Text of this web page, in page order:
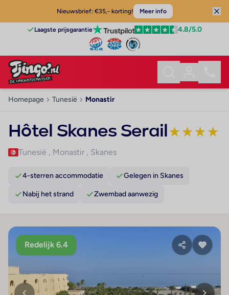
Nieuwsbrief: €35,- korting! Meer info
Laagste prijsgarantie 4.8/5.0
Homepage Tunesië Monastir
Hôtel Skanes Serail★★★★
Tunesië , Monastir , Skanes
4-sterren accommodatie Gelegen in Skanes
Nabij het strand Zwembad aanwezig
Redelijk 6.4